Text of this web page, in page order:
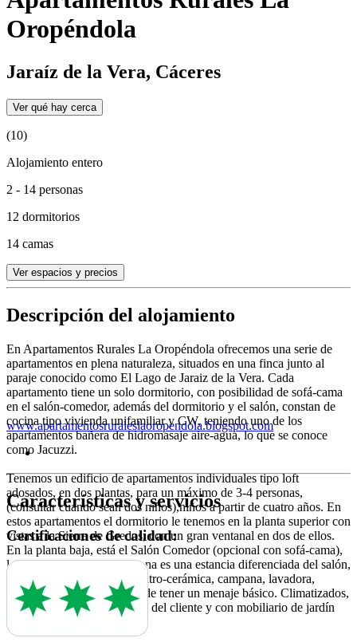
Oropéndola
Jaraíz de la Vera, Cáceres
Ver qué hay cerca
(10)
Alojamiento entero
2 - 14 personas
12 dormitorios
14 camas
Ver espacios y precios
Descripción del alojamiento
En Apartamentos Rurales La Oropéndola ofrecemos una serie de
apartamentos en plena naturaleza, situados en una finca junto al
paraje conocido como El Lago de Jaraiz de la Vera. Cada
apartamento tiene un solo dormitorio, con posibilidad de sofá-cama
en el salón-comedor, además del dormitorio y el salón, constan de
cocina tipo vivienda unifamiliar y CW, teniendo uno de los
apartamentos bañera de hidromasaje aire-agua, lo que se conoce
como Jacuzzi.
Tenemos un edificio de apartamentos individuales tipo loft
adosados, en dos plantas, para un máximo de 3-4 personas,
(consultar cuando sean dos niños),niños a partir de cuatro años. En
estos apartamentos el dormitorio le tenemos en la planta superior con
vistas a la Sierra de Gredos, con un gran ventanal en dos de ellos.
En la planta baja, está el Salón Comedor (opcional con sofá-cama),
la cocina no es tipo americana es una estancia diferenciada del salón,
con frigorífico de 1.4 mts, vitro-cerámica, campana, lavadora,
cafetera, tostadora, además de tener un menaje básico. Climatizados,
con termostato a disposición del cliente y con mobiliario de jardín
(mesa y dos sillas).
www.apartamentosruraleslaoropendola.blogspot.com
Características y servicios
Certificaciones de calidad: